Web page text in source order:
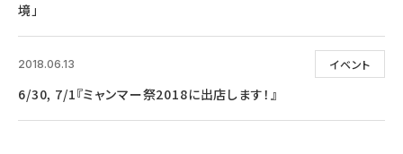
境」
イベント
2018.06.13
6/30, 7/1『ミャンマー祭2018に出店します！』